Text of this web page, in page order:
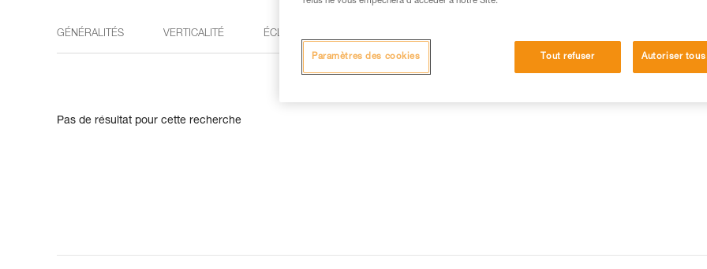
GÉNÉRALITÉS VERTICALITÉ ÉCLAIRAGE
Pas de résultat pour cette recherche
Tout refuser Autoriser
Paramètres des cookies